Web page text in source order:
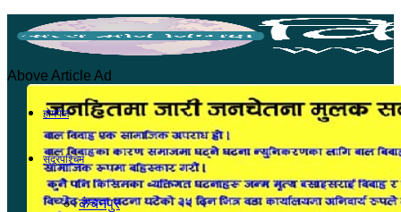
होमपेज
सुदूरपश्चिम
कंचनपुर
Above Article Ad